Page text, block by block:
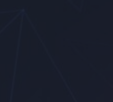
求，并创作更具吸引力
和分享。Buzzsumo 还
势，让你始终走在内容
享，从而提升你的网站
好地理解你的目标受
至关重要。虽然挑战重
市场中取得成功。小语
体现在哪些方面？ A1:
比英文SEO更具挑战
不断优化内容策略，提
、内容多样化策略的实
转化率，平台可以采用
容多样化策略的未来展